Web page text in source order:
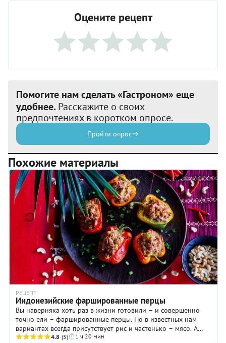
Оцените рецепт
Помогите нам сделать «Гастроном» еще
удобнее. Расскажите о своих
предпочтениях в коротком опросе.
Пройти опрос
Похожие материалы
РЕЦЕПТ
Индонезийские фаршированные перцы
Вы наверняка хоть раз в жизни готовили – и совершенно
точно ели – фаршированные перцы. Но в известных нам
вариантах всегда присутствует рис и частенько – мясо. А
здесь – мясо с картошкой и пастой из ...
4.8 (5) 1 ч 20 мин